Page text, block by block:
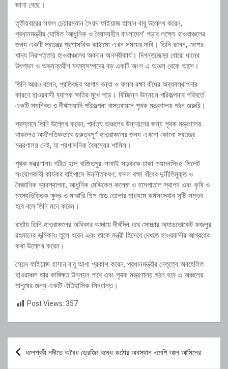
জানা গেছে।
তৃতীয়বারের সফল চেয়ারম্যান সৈয়দ ফাইয়াজ হাসান বাবু উল্লেখ করেন,
প্রধানমন্ত্রীর ঘোষিত ‘আধুনিক ও বৈষম্যহীন বাংলাদেশ’ গড়ার লক্ষ্যে হাওরাঞ্চলের
জন্য একটি স্বতন্ত্র প্রশাসনিক কাঠামো এখন সময়ের দাবি। তিনি বলেন, দেশের
খাদ্য নিরাপত্তায় হাওরাঞ্চলের অবদান অনস্বীকার্য। দিগন্তজোড়া বোরো ধানের
উৎপাদন ও অভ্যন্তরীণ মৎস্যসম্পদের বড় একটি অংশ এ অঞ্চল থেকে আসে।
তিনি আরও বলেন, প্রতিবছর আগাম বন্যা ও ফসল রক্ষা বাঁধের অব্যবস্থাপনার
কারণে হাওরবাসী ব্যাপক ক্ষতির মুখে পড়ে। বিচ্ছিন্ন উন্নয়ন পরিকল্পনার পরিবর্তে
একটি সমন্বিত ও দীর্ঘমেয়াদি পরিকল্পনা বাস্তবায়নে পৃথক মন্ত্রণালয় গঠন জরুরি।
প্রস্তাবে তিনি উল্লেখ করেন, পার্বত্য অঞ্চলের উন্নয়নের জন্য পৃথক মন্ত্রণালয়
থাকলেও অর্থনৈতিকভাবে গুরুত্বপূর্ণ হাওরাঞ্চলের জন্য এখনো কোনো স্বতন্ত্র
মন্ত্রণালয় নেই, যা প্রশাসনিক বৈষম্যের শামিল।
পৃথক মন্ত্রণালয় গঠিত হলে বাজিতপুর-লাখাই সড়ককে ঢাকা-ময়মনসিংহ-সিলেট
সংযোগকারী কার্যকর বাইপাসে উন্নীতকরণ, ফসল রক্ষা বাঁধের দুর্নীতিমুক্ত ও
বৈজ্ঞানিক ব্যবস্থাপনা, আধুনিক মেডিকেল কলেজ ও হাসপাতাল স্থাপন এবং কৃষি ও
মৎস্যভিত্তিক ক্ষুদ্র ও মাঝারি শিল্প গড়ে তোলার মাধ্যমে কর্মসংস্থান সৃষ্টি সম্ভব
হবে বলে তিনি মনে করেন।
বার্তায় তিনি হাওরাঞ্চলের অধিকার আদায়ে দীর্ঘদিন ধরে সোচ্চার অ্যাডভোকেট ফজলুর
রহমানের ভূমিকাও তুলে ধরেন এবং তাকে মন্ত্রী হিসেবে দেখতে হাওরবাসীর আগ্রহের
কথা উল্লেখ করেন।
সৈয়দ ফাইয়াজ হাসান বাবু আশা প্রকাশ করেন, প্রধানমন্ত্রীর নেতৃত্বে অবহেলিত
হাওরাঞ্চল তার কাঙ্ক্ষিত উন্নয়ন পাবে এবং পৃথক মন্ত্রণালয় গঠন হবে এ অঞ্চলের
মানুষের জন্য একটি ঐতিহাসিক সিদ্ধান্ত।
Post Views: 357
Post
navigation
ধলেশ্বরী নদীতে অবৈধ ড্রেজিং বন্ধে কঠোর অবস্থান এমপি আল আমিনের